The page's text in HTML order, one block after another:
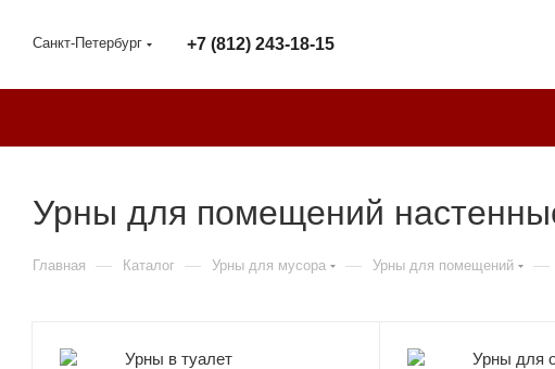
Санкт-Петербург +7 (812) 243-18-15
Урны для помещений
Главная — Каталог — Урны для мусора — Урны для помещений —
Урны в туалет Урны для